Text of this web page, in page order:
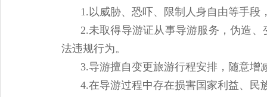
1.以威胁、恐吓、限制人身自由等手
2.未取得导游证从事导游服务，伪造
法违规行为。
3.导游擅自变更旅游行程安排，随意
4.在导游过程中存在损害国家利益、民